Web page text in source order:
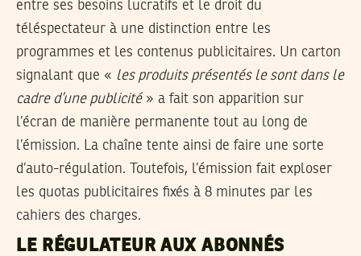
entre ses besoins lucratifs et le droit du
téléspectateur à une distinction entre les
programmes et les contenus publicitaires. Un carton
signalant que « les produits présentés le sont dans le
cadre d’une publicité» a fait son apparition sur
l’écran de manière permanente tout au long de
l’émission. La chaîne tente ainsi de faire une sorte
d’auto-régulation. Toutefois, l’émission fait exploser
les quotas publicitaires fixés à 8 minutes par les
cahiers des charges.
LE RÉGULATEUR AUX ABONNÉS